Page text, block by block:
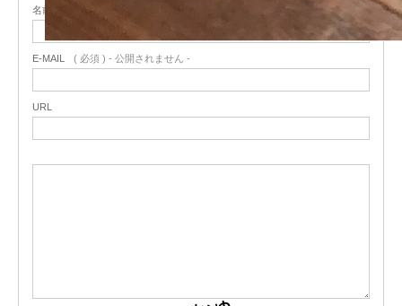
名前 ( 必須 )
E-MAIL ( 必須 ) - 公開されません -
URL